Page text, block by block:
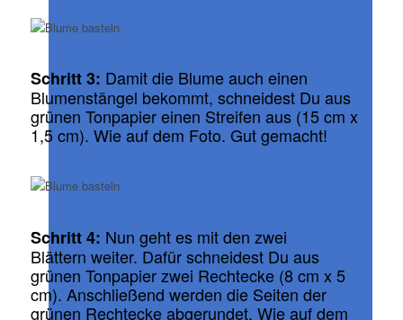
Schritt 3: Damit die Blume auch einen
Blumenstängel bekommt, schneidest Du aus
grünen Tonpapier einen Streifen aus (15 cm x
1,5 cm). Wie auf dem Foto. Gut gemacht!
Schritt 4: Nun geht es mit den zwei
Blättern weiter. Dafür schneidest Du aus
grünen Tonpapier zwei Rechtecke (8 cm x 5
cm). Anschließend werden die Seiten der
grünen Rechtecke abgerundet. Wie auf dem